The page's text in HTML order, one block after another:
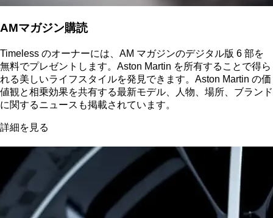
AMマガジン購読
Timeless のオーナーには、AM マガジンのデジタル版 6 部を
無料でプレゼントします。Aston Martin を所有することで得ら
れる美しいライフスタイルを発見できます。Aston Martin の価
値観と相乗効果を共有する最新モデル、人物、場所、ブランド
に関するニュースも掲載されています。
詳細を見る